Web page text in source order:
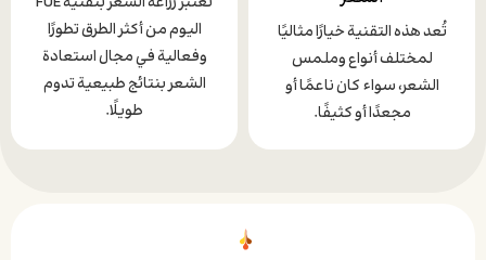
تُعد هذه التقنية خيارًا مثاليًا
لمختلف أنواع وملمس
الشعر، سواء كان ناعمًا أو
مجعدًا أو كثيفًا.
اليوم من أكثر الطرق تطورًا
وفعالية في مجال استعادة
الشعر بنتائج طبيعية تدوم
طويلًا.